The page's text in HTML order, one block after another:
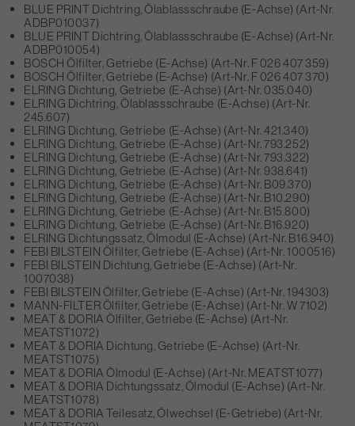
BLUE PRINT Dichtring, Ölablassschraube (E-Achse) (Art-Nr.
ADBP010037)
BLUE PRINT Dichtring, Ölablassschraube (E-Achse) (Art-Nr.
ADBP010054)
BOSCH Ölfilter, Getriebe (E-Achse) (Art-Nr. F 026 407 359)
BOSCH Ölfilter, Getriebe (E-Achse) (Art-Nr. F 026 407 370)
ELRING Dichtung, Getriebe (E-Achse) (Art-Nr. 035.040)
ELRING Dichtring, Ölablassschraube (E-Achse) (Art-Nr.
245.607)
ELRING Dichtung, Getriebe (E-Achse) (Art-Nr. 421.340)
ELRING Dichtung, Getriebe (E-Achse) (Art-Nr. 793.252)
ELRING Dichtung, Getriebe (E-Achse) (Art-Nr. 793.322)
ELRING Dichtung, Getriebe (E-Achse) (Art-Nr. 938.641)
ELRING Dichtung, Getriebe (E-Achse) (Art-Nr. B09.370)
ELRING Dichtung, Getriebe (E-Achse) (Art-Nr. B10.290)
ELRING Dichtung, Getriebe (E-Achse) (Art-Nr. B15.800)
ELRING Dichtung, Getriebe (E-Achse) (Art-Nr. B16.920)
ELRING Dichtungssatz, Ölmodul (E-Achse) (Art-Nr. B16.940)
FEBI BILSTEIN Ölfilter, Getriebe (E-Achse) (Art-Nr. 1000516)
FEBI BILSTEIN Dichtung, Getriebe (E-Achse) (Art-Nr.
1007038)
FEBI BILSTEIN Ölfilter, Getriebe (E-Achse) (Art-Nr. 194303)
MANN-FILTER Ölfilter, Getriebe (E-Achse) (Art-Nr. W 7102)
MEAT & DORIA Ölfilter, Getriebe (E-Achse) (Art-Nr.
MEATST1072)
MEAT & DORIA Dichtung, Getriebe (E-Achse) (Art-Nr.
MEATST1075)
MEAT & DORIA Ölmodul (E-Achse) (Art-Nr. MEATST1077)
MEAT & DORIA Dichtungssatz, Ölmodul (E-Achse) (Art-Nr.
MEATST1078)
MEAT & DORIA Teilesatz, Ölwechsel (E-Getriebe) (Art-Nr.